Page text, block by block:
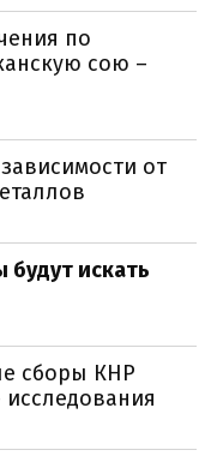
по
сою –
от
искать
сборы КНР